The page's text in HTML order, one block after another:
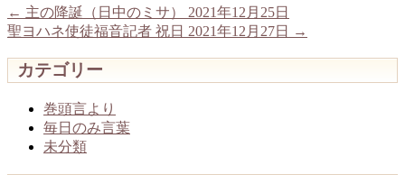
← 主の降誕（日中のミサ） 2021年12月25日
聖ヨハネ使徒福音記者 祝日 2021年12月27日
→
カテゴリー
巻頭言より
毎日のみ言葉
未分類